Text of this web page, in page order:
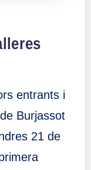
entrants i
Burjassot
21 de